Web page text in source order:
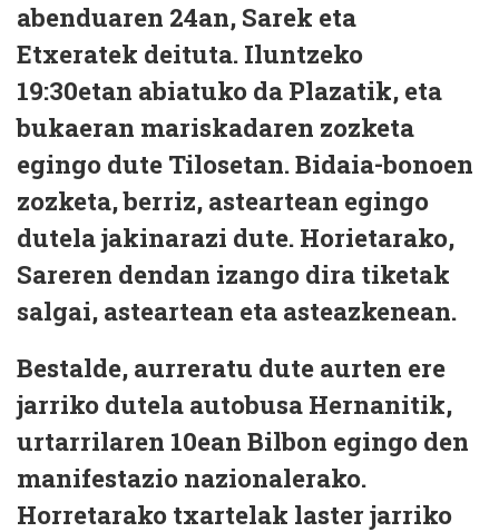
abenduaren 24an, Sarek eta
Etxeratek deituta. Iluntzeko
19:30etan abiatuko da Plazatik, eta
bukaeran mariskadaren zozketa
egingo dute Tilosetan. Bidaia-bonoen
zozketa, berriz, asteartean egingo
dutela jakinarazi dute. Horietarako,
Sareren dendan izango dira tiketak
salgai, asteartean eta asteazkenean.
Bestalde, aurreratu dute aurten ere
jarriko dutela autobusa Hernanitik,
urtarrilaren 10ean Bilbon egingo den
manifestazio nazionalerako.
Horretarako txartelak laster jarriko